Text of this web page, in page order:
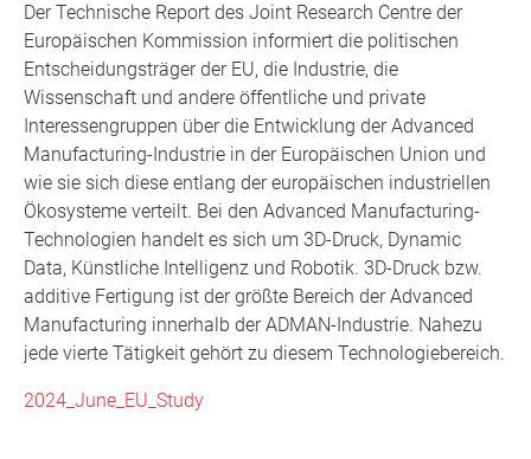
Der Technische Report des Joint Research Centre der
Europäischen Kommission informiert die politischen
Entscheidungsträger der EU, die Industrie, die
Wissenschaft und andere öffentliche und private
Interessengruppen über die Entwicklung der Advanced
Manufacturing-Industrie in der Europäischen Union und
wie sie sich diese entlang der europäischen industriellen
Ökosysteme verteilt. Bei den Advanced Manufacturing-
Technologien handelt es sich um 3D-Druck, Dynamic
Data, Künstliche Intelligenz und Robotik. 3D-Druck bzw.
additive Fertigung ist der größte Bereich der Advanced
Manufacturing innerhalb der ADMAN-Industrie. Nahezu
jede vierte Tätigkeit gehört zu diesem Technologiebereich.
2024_June_EU_Study